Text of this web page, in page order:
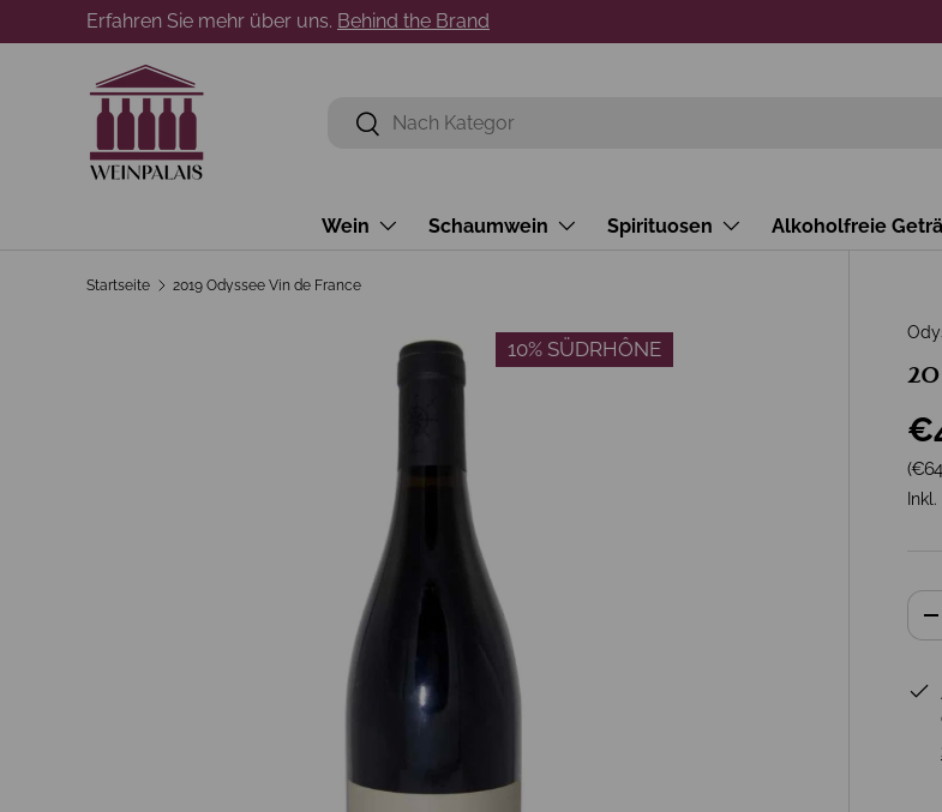
Direkt zum Inhalt
Erfahren Sie mehr über uns. Behind the Brand
Suchen
Suchen
Wein Schaumwein Spirituosen Alkoholfreie
Startseite 2019 Odyssee Vin de France
10% SÜDRHÔNE